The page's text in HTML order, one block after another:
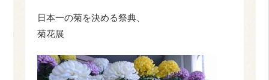
日本一の菊を決める祭典、
菊花展